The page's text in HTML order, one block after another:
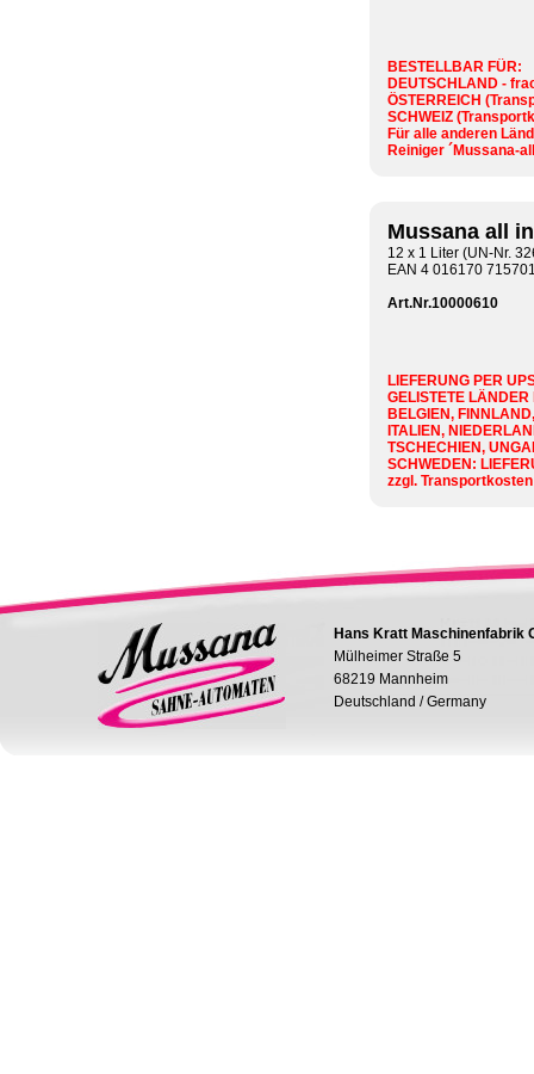
BESTELLBAR FÜR:
DEUTSCHLAND -
ÖSTERREICH
SCHWEIZ
Für alle anderen
Reiniger ´Mussana-
Mussana all
12 x 1 Liter (UN-Nr.
EAN 4 016170
Art.Nr.10000610
LIEFERUNG PER
GELISTETE LÄNDER
BELGIEN,
ITALIEN,
TSCHECHIEN,
SCHWEDEN:
zzgl. Transportkosten
Hans Kratt Maschinenfabrik
Mülheimer Straße 5
68219 Mannheim
Deutschland / Germany